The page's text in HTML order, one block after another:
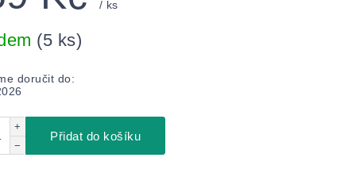
/ ks
(5 ks)
doručit do:
+
−
Přidat do košíku